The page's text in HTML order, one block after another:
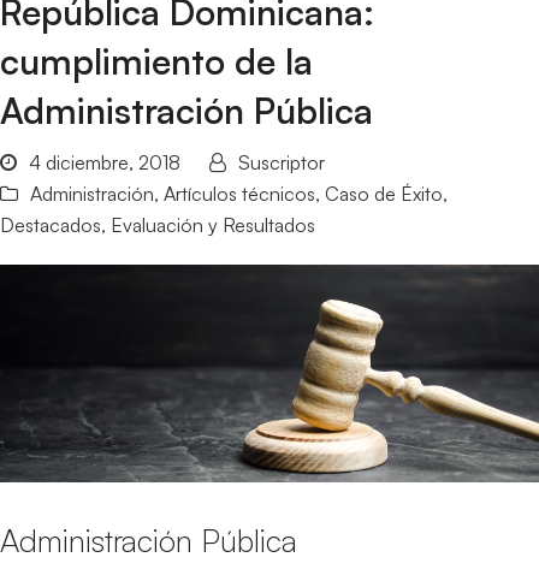
República Dominicana:
cumplimiento de la
Administración Pública
4 diciembre, 2018
Suscriptor
Administración, Artículos técnicos, Caso de Éxito,
Destacados, Evaluación y Resultados
Administración Pública